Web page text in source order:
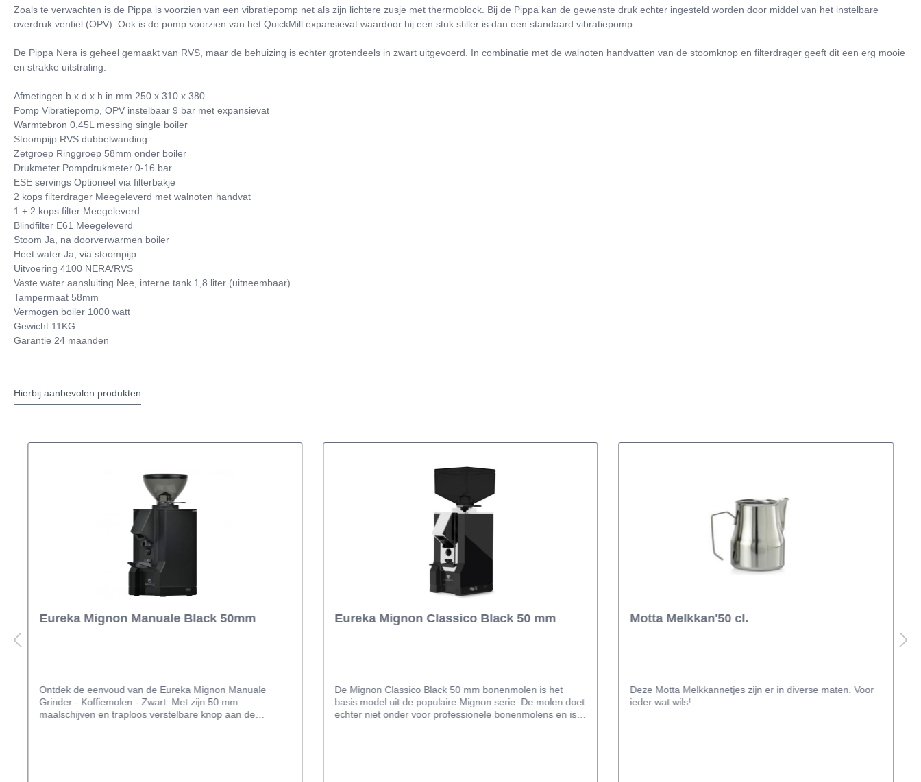
Zoals te verwachten is de Pippa is voorzien van een vibratiepomp net als zijn lichtere zusje met thermoblock. Bij de Pippa kan de gewenste druk echter ingesteld worden door middel van het instelbare
overdruk ventiel (OPV). Ook is de pomp voorzien van het QuickMill expansievat waardoor hij een stuk stiller is dan een standaard vibratiepomp.
De Pippa Nera is geheel gemaakt van RVS, maar de behuizing is echter grotendeels in zwart uitgevoerd. In combinatie met de walnoten handvatten van de stoomknop en filterdrager geeft dit een erg mooie
en strakke uitstraling.
Afmetingen b x d x h in mm 250 x 310 x 380
Pomp Vibratiepomp, OPV instelbaar 9 bar met expansievat
Warmtebron 0,45L messing single boiler
Stoompijp RVS dubbelwanding
Zetgroep Ringgroep 58mm onder boiler
Drukmeter Pompdrukmeter 0-16 bar
ESE servings Optioneel via filterbakje
2 kops filterdrager Meegeleverd met walnoten handvat
1 + 2 kops filter Meegeleverd
Blindfilter E61 Meegeleverd
Stoom Ja, na doorverwarmen boiler
Heet water Ja, via stoompijp
Uitvoering 4100 NERA/RVS
Vaste water aansluiting Nee, interne tank 1,8 liter (uitneembaar)
Tampermaat 58mm
Vermogen boiler 1000 watt
Gewicht 11KG
Garantie 24 maanden
Hierbij aanbevolen produkten
Eureka Mignon Manuale Black 50mm
Ontdek de eenvoud van de Eureka Mignon Manuale
Grinder - Koffiemolen - Zwart. Met zijn 50 mm
maalschijven en traploos verstelbare knop aan de
Eureka Mignon Classico Black 50 mm
De Mignon Classico Black 50 mm bonenmolen is het
basis model uit de populaire Mignon serie. De molen doet
echter niet onder voor professionele bonenmolens en is
Motta Melkkan'50 cl.
Deze Motta Melkkannetjes zijn er in diverse maten. Voor
ieder wat wils!